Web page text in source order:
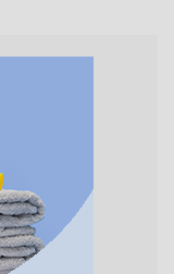
Acrylnagels,
3D Nailart,
de
de
in iedere
van